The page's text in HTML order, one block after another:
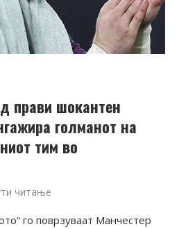
прави шокантен
голманот на
тим во
читање
го поврзуваат Манчестер